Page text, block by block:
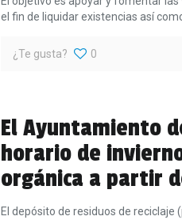
el fin de liquidar existencias así
¿Te gusta? 0
El Ayuntamiento
horario de
orgánica a partir
El depósito de residuos de